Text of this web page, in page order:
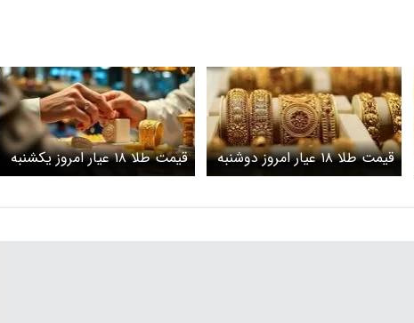
قیمت طلا ۱۸ عیار امروز دوشنبه
۱۱ خرداد ۱۴۰۵/ افزایش قیمت
قیمت طلا ۱۸ عیار امروز یکشنبه
۳ خرداد ۱۴۰۵/افت قیمت طلا